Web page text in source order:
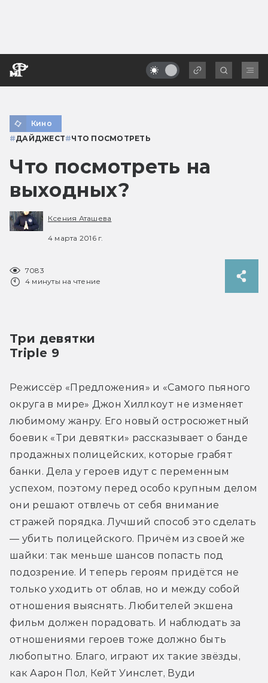
Кино
#ДАЙДЖЕСТ#ЧТО ПОСМОТРЕТЬ
Что посмотреть на
выходных?
Ксения Аташева
4 марта 2016 г.
7083
4 минуты на чтение
Три девятки
Triple 9
Режиссёр «Предложения» и «Самого пьяного
округа в мире» Джон Хиллкоут не изменяет
любимому жанру. Его новый остросюжетный
боевик «Три девятки» рассказывает о банде
продажных полицейских, которые грабят
банки. Дела у героев идут с переменным
успехом, поэтому перед особо крупным делом
они решают отвлечь от себя внимание
стражей порядка. Лучший способ это сделать
— убить полицейского. Причём из своей же
шайки: так меньше шансов попасть под
подозрение. И теперь героям придётся не
только уходить от облав, но и между собой
отношения выяснять. Любителей экшена
фильм должен порадовать. И наблюдать за
отношениями героев тоже должно быть
любопытно. Благо, играют их такие звёзды,
как Аарон Пол, Кейт Уинслет, Вуди